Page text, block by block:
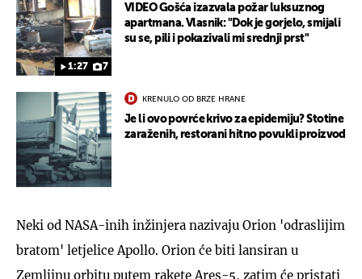
1:27 7
VIDEO Gošća izazvala požar luksuznog
apartmana. Vlasnik: "Dok je gorjelo, smijali
su se, pili i pokazivali mi srednji prst"
KRENULO OD BRZE HRANE
Je li ovo povrće krivo za epidemiju? Stotine
zaraženih, restorani hitno povukli proizvod
Neki od NASA-inih inžinjera nazivaju Orion 'odraslijim
bratom' letjelice Apollo. Orion će biti lansiran u
Zemljinu orbitu putem rakete Ares-5, zatim će pristati